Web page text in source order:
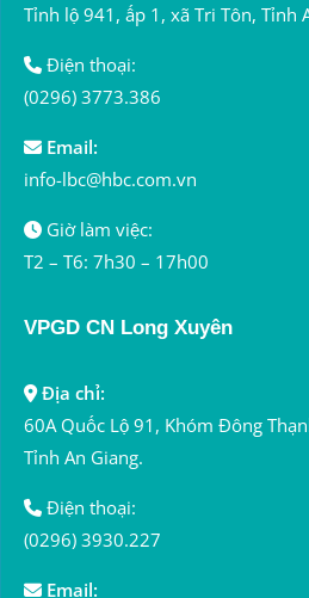
Tỉnh lộ 941, ấp 1, xã Tri Tôn, Tỉnh
Điện thoại:
(0296) 3773.386
Email:
info-lbc@hbc.com.vn
Giờ làm việc:
T2 – T6: 7h30 – 17h00
VPGD CN Long Xuyên
Địa chỉ:
60A Quốc Lộ 91, Khóm Đông
Tỉnh An Giang.
Điện thoại:
(0296) 3930.227
Email: